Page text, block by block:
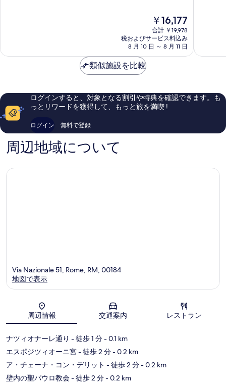
ィ
ー
良
ミ
1,003
件
件
の
口
コ
現
在
の
料
金
￥16,177
合計 ￥19,978
税およびサービス料込み
8 月 10 日 ～ 8 月 11 日
ン
良
ミ
330
類似施設を比較
ログインすると、対象となる割引や特典を確認できます。も
っとリワードを獲得して、もっと旅を満喫 !
ログイン 無料で登録
周辺地域について
地図
Via Nazionale 51, Rome, RM, 00184
地図で表示
周辺情報 交通案内 レストラン
ナツィオナーレ通り - 徒歩 1 分- 0.1 km
エスポジツィオーニ宮- 徒歩 2 分- 0.2 km
ア・チェーナ・コン・デリット - 徒歩 2 分- 0.2 km
壁内の聖パウロ教会- 徒歩 2 分- 0.2 km